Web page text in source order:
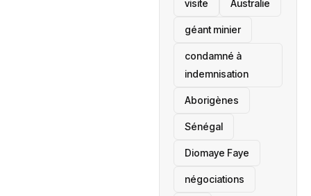
visite ‎Australie
géant minier
condamné à
indemnisation
Aborigènes
Sénégal
Diomaye Faye
négociations